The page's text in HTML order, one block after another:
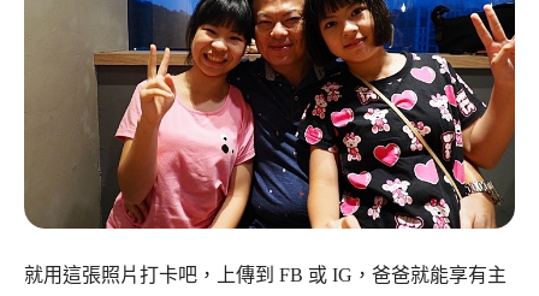
就用這張照片打卡吧，上傳到 FB 或 IG，爸爸就能享有主